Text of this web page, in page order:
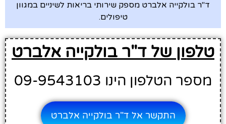
ד"ר בולקייה אלברט מספק שירותי בריאות לשיניים במגוון
טיפולים.
טלפון של ד"ר בולקייה אלברט
מספר הטלפון הינו 09-9543103
התקשר אל ד"ר בולקייה אלברט